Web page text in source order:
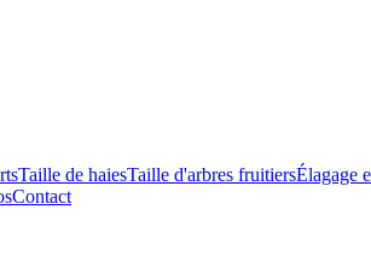
Taille de haiesTaille d'arbres fruitiersÉlagage
Contact